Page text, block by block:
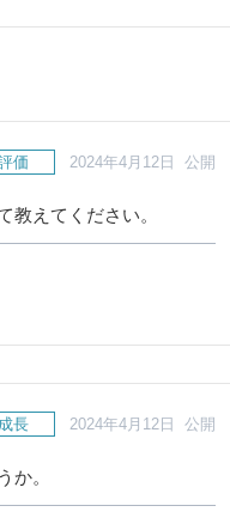
価 2024年4月12日 公開
教えてください。
長 2024年4月12日 公開
か。